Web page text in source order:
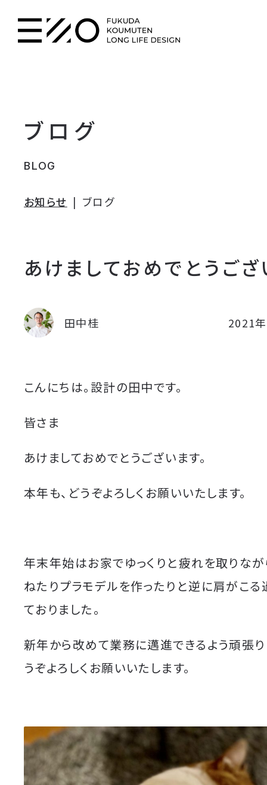
ブログ
BLOG
お知らせ ブログ
あけましておめでとうござ
2021
田中桂
こんにちは。設計の田中です。
皆さま
あけましておめでとうございます。
本年も、どうぞよろしくお願いいたします。
年末年始はお家でゆっくりと疲れを取りなが
ねたりプラモデルを作ったりと逆に肩がこる
ておりました。
新年から改めて業務に邁進できるよう頑張り
うぞよろしくお願いいたします。